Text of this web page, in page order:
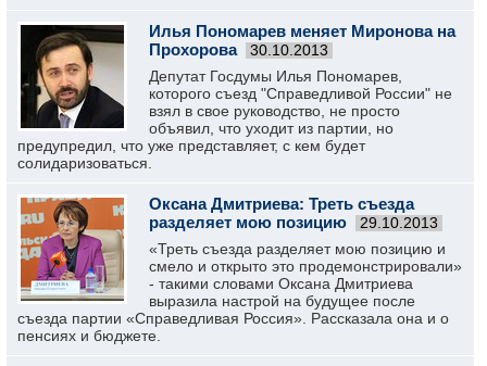
Илья Пономарев меняет Миронова на
Прохорова
30.10.2013
Депутат Госдумы Илья Пономарев,
которого съезд "Справедливой России" не
взял в свое руководство, не просто
объявил, что уходит из партии, но
предупредил, что уже представляет, с кем будет
солидаризоваться.
Оксана Дмитриева: Треть съезда
разделяет мою позицию
29.10.2013
«Треть съезда разделяет мою позицию и
смело и открыто это продемонстрировали»
- такими словами Оксана Дмитриева
выразила настрой на будущее после
съезда партии «Справедливая Россия». Рассказала она и о
пенсиях и бюджете.